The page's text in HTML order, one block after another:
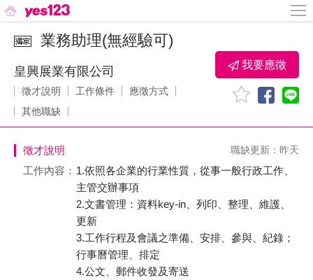
業務助理(無經驗可)
皇興展業有限公司
徵才說明 工作條件
應徵方式
其他職缺
我要應徵
徵才說明 職缺更新：昨天
工作內容： 1.依照各企業的行業性質，從事一般行政工作、
主管交辦事項
2.文書管理：資料key-in、列印、整理、維護、
更新
3.工作行程及會議之準備、安排、參與、紀錄；
行事曆管理、排定
4.公文、郵件收發及寄送